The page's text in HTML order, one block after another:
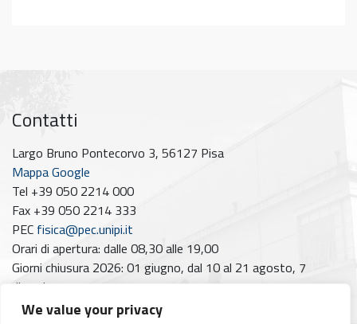
We value your privacy
Contatti
Largo Bruno Pontecorvo 3, 56127 Pisa
Mappa Google
Tel +39 050 2214 000
Fax +39 050 2214 333
PEC fisica@pec.unipi.it
Orari di apertura: dalle 08,30 alle 19,00
Giorni chiusura 2026: 01 giugno, dal 10 al 21 agosto, 7
dicembre